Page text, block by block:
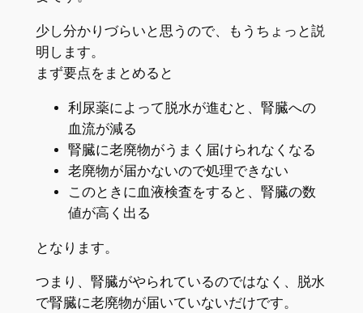
少し分かりづらいと思うので、もうちょっと説
明します。
まず要点をまとめると
利尿薬によって脱水が進むと、腎臓への
血流が減る
腎臓に老廃物がうまく届けられなくなる
老廃物が届かないので処理できない
このときに血液検査をすると、腎臓の数
値が高く出る
となります。
つまり、腎臓がやられているのではなく、脱水
で腎臓に老廃物が届いていないだけです。